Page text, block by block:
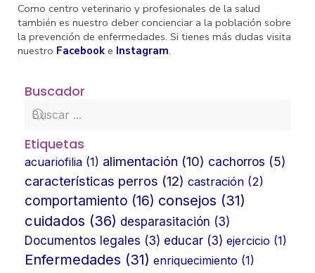
Como centro veterinario y profesionales de la salud
también es nuestro deber concienciar a la población sobre
la prevención de enfermedades. Si tienes más dudas visita
nuestro Facebook e Instagram.
Buscador
Etiquetas
acuariofilia (1) alimentación (10) cachorros (5)
características perros (12) castración (2)
comportamiento (16) consejos (31)
cuidados (36) desparasitación (3)
Documentos legales (3) educar (3) ejercicio (1)
Enfermedades (31) enriquecimiento (1)